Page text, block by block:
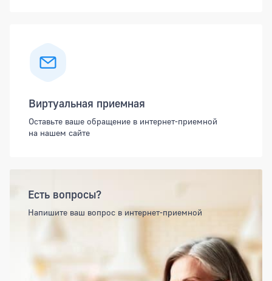
Виртуальная приемная
Оставьте ваше обращение в интернет-приемной
на нашем сайте
Есть вопросы?
Напишите ваш вопрос в интернет-приемной